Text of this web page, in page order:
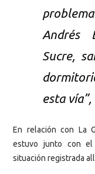
Andrés
Sucre,
esta
En relación con La
estuvo junto con el
situación registrada